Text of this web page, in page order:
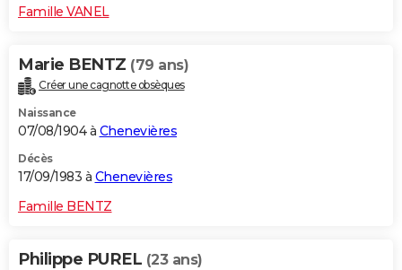
Famille VANEL
Marie BENTZ (79 ans)
Créer une cagnotte obsèques
Naissance
07/08/1904 à Chenevières
Décès
17/09/1983 à Chenevières
Famille BENTZ
Philippe PUREL (23 ans)